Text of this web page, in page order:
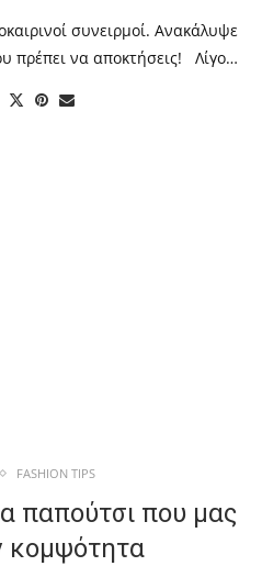
συνειρμοί. Ανακάλυψε
πρέπει να αποκτήσεις! Λίγο…
FASHION TIPS
παπούτσι που μας
κομψότητα